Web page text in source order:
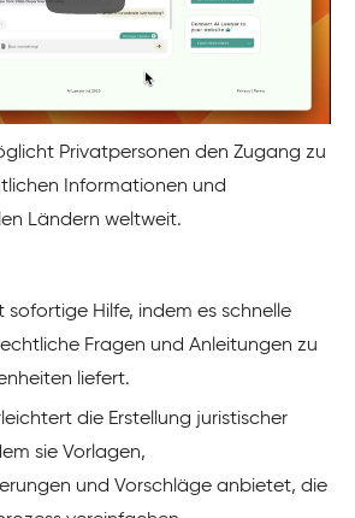
Privatpersonen den Zugang zu
Informationen und
Ländern weltweit.
sofortige Hilfe, indem es schnelle
Fragen und Anleitungen zu
liefert.
die Erstellung juristischer
sie Vorlagen,
und Vorschläge anbietet, die